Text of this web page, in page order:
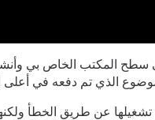
الذي تم دفعه في أعلى
تشغيلها عن طريق الخطأ